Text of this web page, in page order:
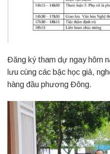
Đăng ký tham dự ngay hôm
lưu cùng các bậc học giả,
hàng đầu phương Đông.